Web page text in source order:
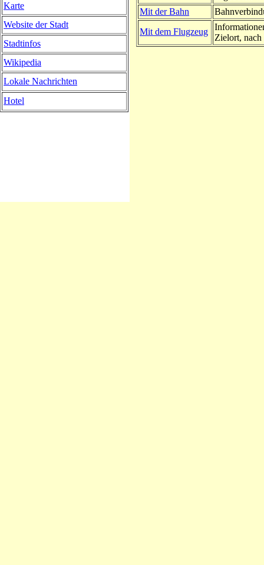
Mit der Bahn
Mit dem Flugzeug
Zielort, nach
Karte
Website der Stadt
Stadtinfos
Wikipedia
Lokale Nachrichten
Hotel